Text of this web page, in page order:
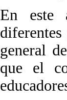
En este
general
que el